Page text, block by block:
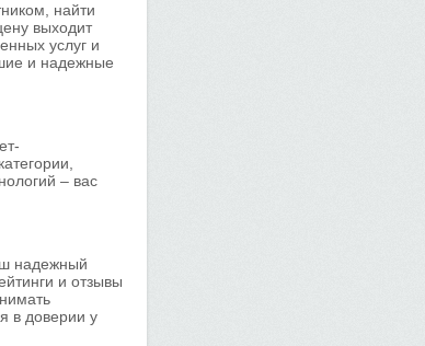
найти
выходит
услуг и
и надежные
– вас
надежный
и отзывы
в доверии у